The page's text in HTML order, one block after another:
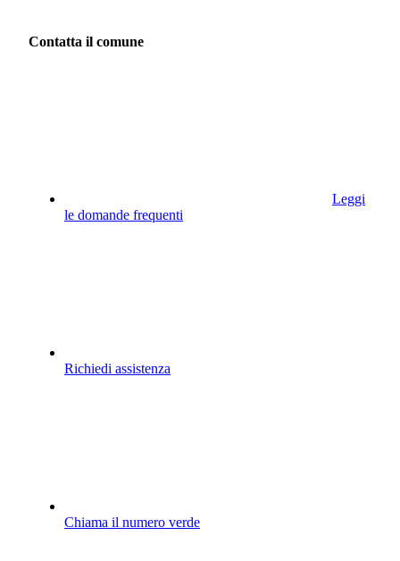
Contatta il comune
Leggi
le domande frequenti
Richiedi assistenza
Chiama il numero verde